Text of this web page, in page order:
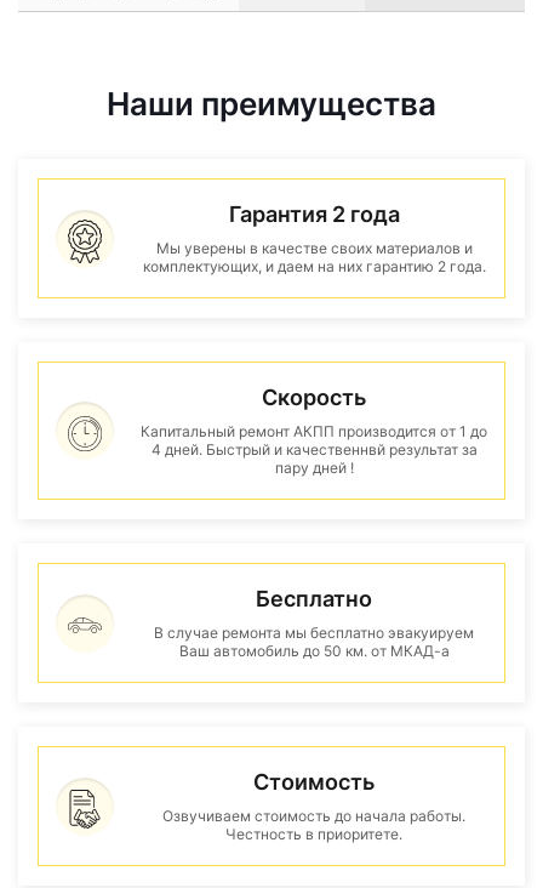
Наши преимущества
Гарантия 2 года
Мы уверены в качестве своих материалов и
комплектующих, и даем на них гарантию 2 года.
Скорость
Капитальный ремонт АКПП производится от 1 до
4 дней. Быстрый и качественнвй результат за
пару дней !
Бесплатно
В случае ремонта мы бесплатно эвакуируем
Ваш автомобиль до 50 км. от МКАД-а
Стоимость
Озвучиваем стоимость до начала работы.
Честность в приоритете.